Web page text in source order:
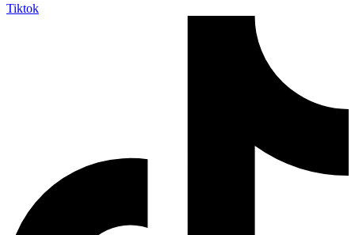
Tiktok